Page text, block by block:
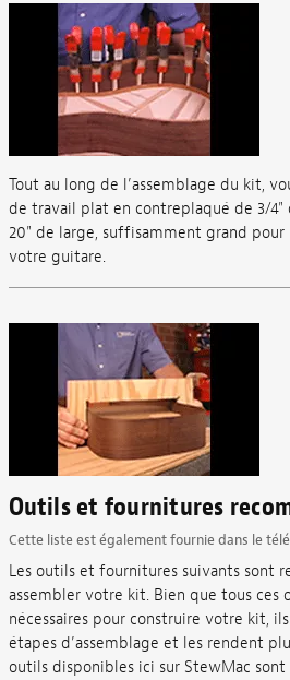
Tout au long de l’assemblage du kit,
de travail plat en contreplaqué de 3/4"
20" de large, suffisamment grand pour
votre guitare.
Outils et fournitures
Cette liste est également fournie dans le
Les outils et fournitures suivants sont
assembler votre kit. Bien que tous ces
nécessaires pour construire votre kit,
étapes d’assemblage et les rendent
outils disponibles ici sur StewMac